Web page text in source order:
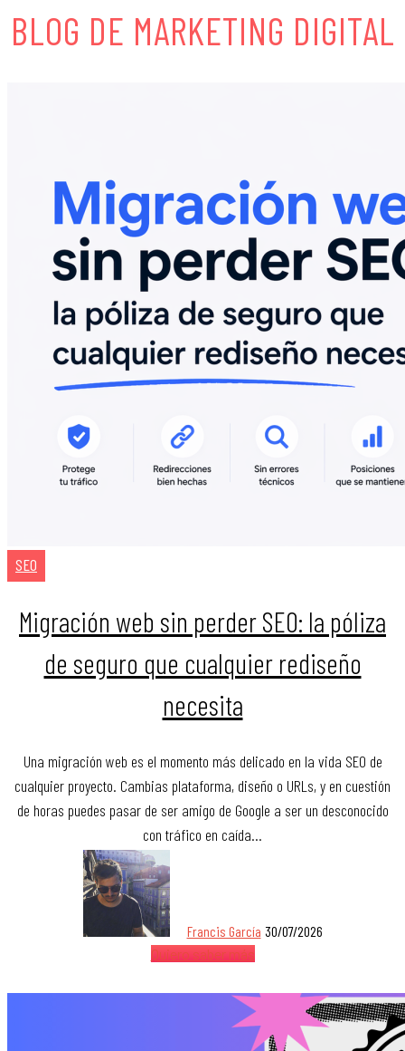
BLOG DE MARKETING DIGITAL
SEO
Migración web sin perder SEO: la póliza
de seguro que cualquier rediseño
necesita
Una migración web es el momento más delicado en la vida SEO de
cualquier proyecto. Cambias plataforma, diseño o URLs, y en cuestión
de horas puedes pasar de ser amigo de Google a ser un desconocido
con tráfico en caída…
Francis García 30/07/2026
Quiero saber más